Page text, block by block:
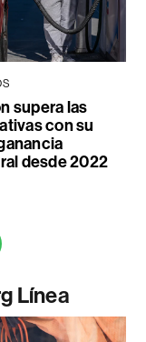
supera las
con su
desde 2022
Línea